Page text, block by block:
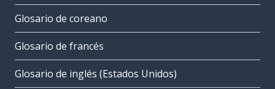
Glosario de coreano
Glosario de francés
Glosario de inglés (Estados Unidos)